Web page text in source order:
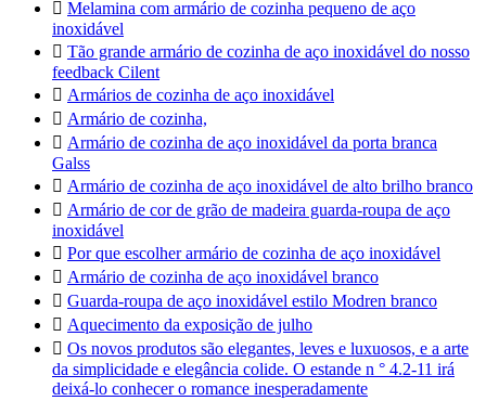
 Melamina com armário de cozinha pequeno de aço
inoxidável
 Tão grande armário de cozinha de aço inoxidável do nosso
feedback Cilent
 Armários de cozinha de aço inoxidável
 Armário de cozinha,
 Armário de cozinha de aço inoxidável da porta branca
Galss
 Armário de cozinha de aço inoxidável de alto brilho branco
 Armário de cor de grão de madeira guarda-roupa de aço
inoxidável
 Por que escolher armário de cozinha de aço inoxidável
 Armário de cozinha de aço inoxidável branco
 Guarda-roupa de aço inoxidável estilo Modren branco
 Aquecimento da exposição de julho
 Os novos produtos são elegantes, leves e luxuosos, e a arte
da simplicidade e elegância colide. O estande n ° 4.2-11 irá
deixá-lo conhecer o romance inesperadamente